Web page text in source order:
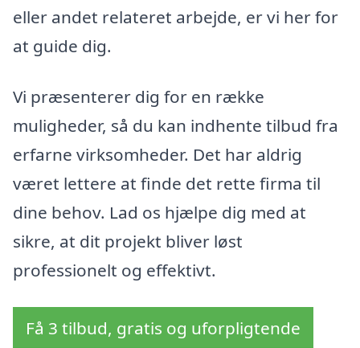
eller andet relateret arbejde, er vi her for
at guide dig.
Vi præsenterer dig for en række
muligheder, så du kan indhente tilbud fra
erfarne virksomheder. Det har aldrig
været lettere at finde det rette firma til
dine behov. Lad os hjælpe dig med at
sikre, at dit projekt bliver løst
professionelt og effektivt.
Få 3 tilbud, gratis og uforpligtende